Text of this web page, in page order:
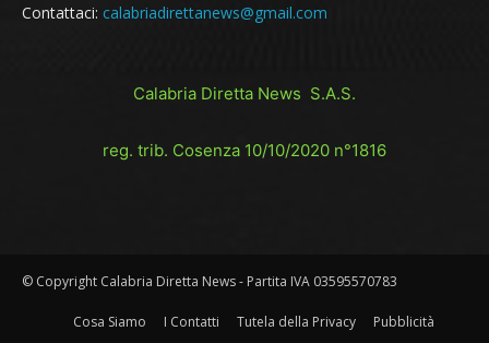
Contattaci: calabriadirettanews@gmail.com
Calabria Diretta News S.A.S.
reg. trib. Cosenza 10/10/2020 n°1816
© Copyright Calabria Diretta News - Partita IVA 03595570783
Cosa Siamo I Contatti Tutela della Privacy Pubblicità